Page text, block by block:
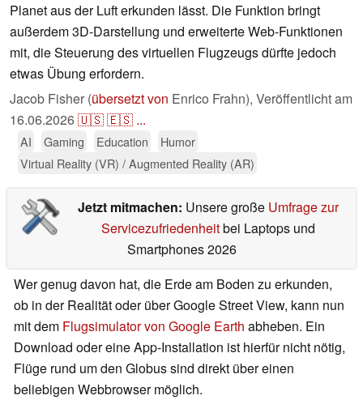
Planet aus der Luft erkunden lässt. Die Funktion bringt
außerdem 3D-Darstellung und erweiterte Web-Funktionen
mit, die Steuerung des virtuellen Flugzeugs dürfte jedoch
etwas Übung erfordern.
Jacob Fisher (übersetzt von Enrico Frahn), Veröffentlicht am
16.06.2026🇺🇸🇪🇸 ...
AI Gaming Education
Humor
Virtual Reality (VR) / Augmented Reality (AR)
Jetzt mitmachen: Unsere große Umfrage zur
Servicezufriedenheitbei Laptops und
Smartphones 2026
Wer genug davon hat, die Erde am Boden zu erkunden,
ob in der Realität oder über Google Street View, kann nun
mit dem Flugsimulator von Google Earth abheben. Ein
Download oder eine App-Installation ist hierfür nicht nötig,
Flüge rund um den Globus sind direkt über einen
beliebigen Webbrowser möglich.